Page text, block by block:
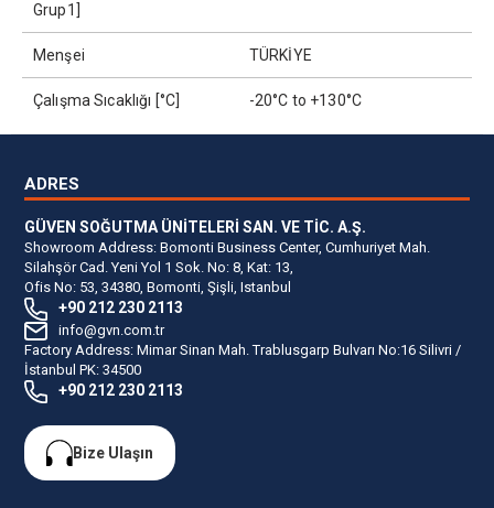
Grup1]
Menşei TÜRKİYE
Çalışma Sıcaklığı [°C] -20°C to +130°C
ADRES
GÜVEN SOĞUTMA ÜNİTELERİ SAN. VE TİC. A.Ş.
Showroom Address: Bomonti Business Center, Cumhuriyet Mah.
Silahşör Cad. Yeni Yol 1 Sok. No: 8, Kat: 13,
Ofis No: 53, 34380, Bomonti, Şişli, Istanbul
+90 212 230 2113
info@gvn.com.tr
Factory Address: Mimar Sinan Mah. Trablusgarp Bulvarı No:16 Silivri /
İstanbul PK: 34500
+90 212 230 2113
Bize Ulaşın